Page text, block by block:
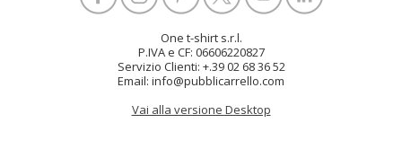
One t-shirt s.r.l.
P.IVA e CF: 06606220827
Servizio Clienti: +.39 02 68 36 52
Email: info@pubblicarrello.com
Vai alla versione Desktop